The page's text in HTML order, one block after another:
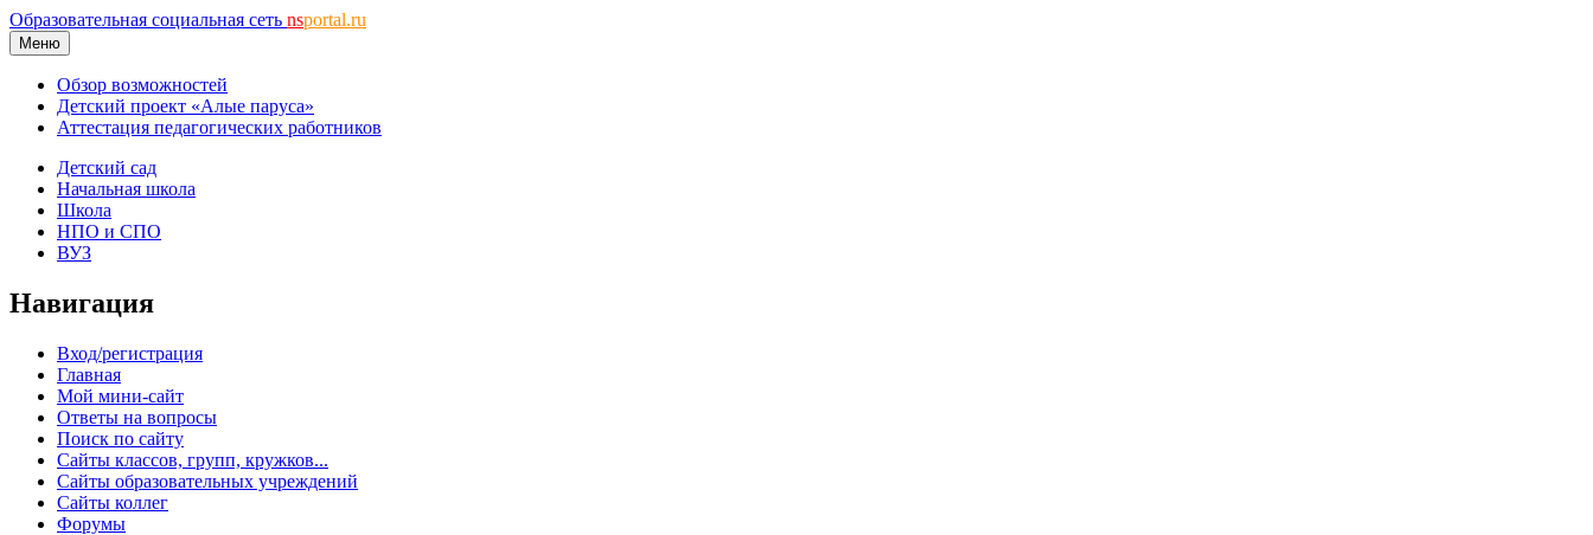
Образовательная социальная сеть nsportal.ru
Меню
Обзор возможностей
Детский проект «Алые паруса»
Аттестация педагогических работников
Детский сад
Начальная школа
Школа
НПО и СПО
ВУЗ
Навигация
Вход/регистрация
Главная
Мой мини-сайт
Ответы на вопросы
Поиск по сайту
Сайты классов, групп, кружков...
Сайты образовательных учреждений
Сайты коллег
Форумы